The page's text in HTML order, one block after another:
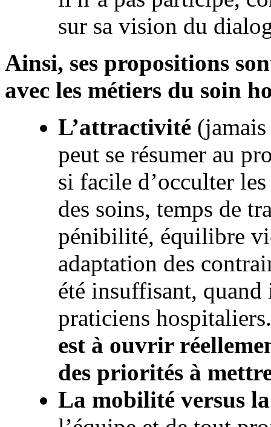
sur sa vision du
Ainsi, ses propositions
avec les métiers du soin
L’attractivité
peut se résumer au
si facile d’occulter
des soins, temps de
pénibilité, équilibre
adaptation des
été insuffisant, quand
praticiens
est à ouvrir
des priorités à
La mobilité versus